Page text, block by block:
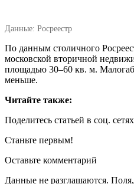
Данные: Росреестр
По данным столичного
московской вторичной
площадью 30–60 кв. м.
меньше.
Читайте также:
Поделитесь статьей в соц.
Станьте первым!
Оставьте комментарий
Данные не разглашаются.